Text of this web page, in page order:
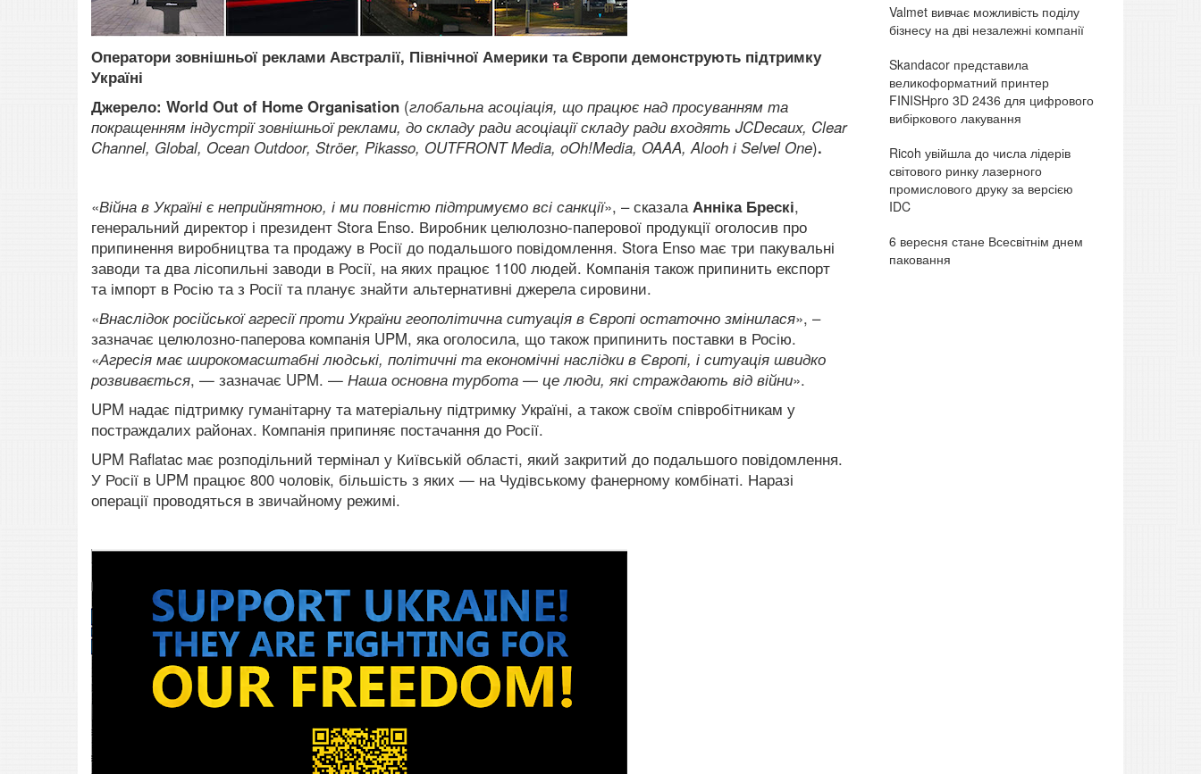
Оператори зовнішньої реклами Австралії, Північної Америки та Європи демонструють підтримку
Україні
Джерело: World Out of Home Organisation (глобальна асоціація, що працює над просуванням та
покращенням індустрії зовнішньої реклами, до складу ради асоціації складу ради входять JCDecaux, Clear
Channel, Global, Ocean Outdoor, Ströer, Pikasso, OUTFRONT Media, oOh!Media, OAAA, Alooh і Selvel One).
«Війна в Україні є неприйнятною, і ми повністю підтримуємо всі санкції», – сказалаАнніка Брескі,
генеральний директор і президент Stora Enso. Виробник целюлозно-паперової продукції оголосив про
припинення виробництва та продажу в Росії до подальшого повідомлення. Stora Enso має три пакувальні
заводи та два лісопильні заводи в Росії, на яких працює 1100 людей. Компанія також припинить експорт
та імпорт в Росію та з Росії та планує знайти альтернативні джерела сировини.
«Внаслідок російської агресії проти України геополітична ситуація в Європі остаточно змінилася», –
зазначає целюлозно-паперова компанія UPM, яка оголосила, що також припинить поставки в Росію.
«Агресія має широкомасштабні людські, політичні та економічні наслідки в Європі, і ситуація швидко
розвивається, — зазначає UPM. — Наша основна турбота — це люди, які страждають від війни».
UPM надає підтримку гуманітарну та матеріальну підтримку Україні, а також своїм співробітникам у
постраждалих районах. Компанія припиняє постачання до Росії.
UPM Raflatac має розподільний термінал у Київській області, який закритий до подальшого повідомлення.
У Росії в UPM працює 800 чоловік, більшість з яких — на Чудівському фанерному комбінаті. Наразі
операції проводяться в звичайному режимі.
Valmet вивчає можливість поділу
бізнесу на дві незалежні компанії
Skandacor представила
великоформатний принтер
FINISHpro 3D 2436 для цифрового
вибіркового лакування
Ricoh увійшла до числа лідерів
світового ринку лазерного
промислового друку за версією
IDC
6 вересня стане Всесвітнім днем
паковання